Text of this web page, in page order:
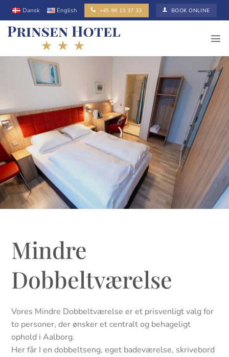
Fortsæt
indhold
Dansk English +45 98 13 37 33 BOOK ONLINE
Mindre
Dobbeltværelse
Vores Mindre Dobbeltværelse er et prisvenligt valg for
to personer, der ønsker et centralt og behageligt
ophold i Aalborg.
Her får I en dobbeltseng, eget badeværelse, skrivebord